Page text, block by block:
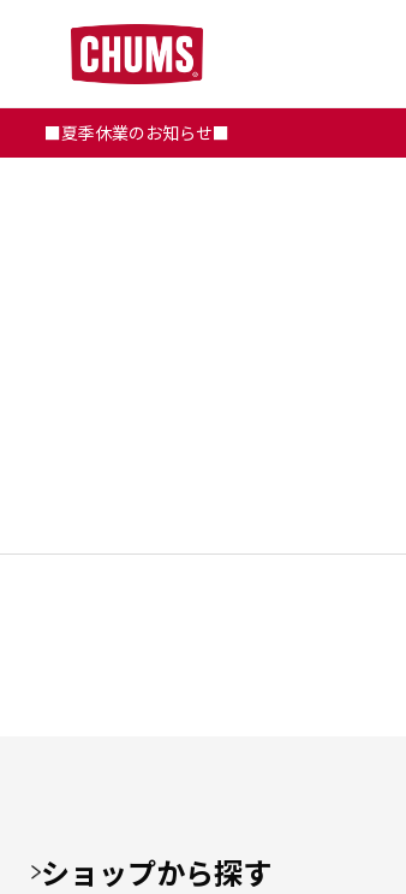
■夏季休業のお知らせ■
ショップから探す